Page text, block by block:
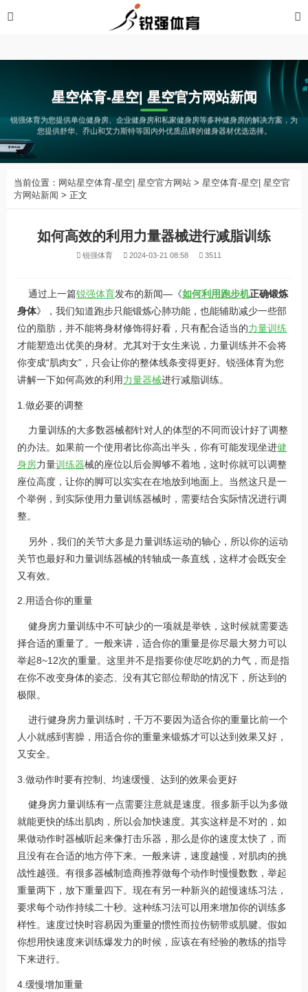
星空体育-星空| 星空官方网站
星空体育-星空| 星空官方网站新闻
锐强体育为您提供单位健身房、企业健身房和私家健身房等多种健身房的解决方案，为
您提供舒华、乔山和艾力斯特等国内外优质品牌的健身器材优选选择。
当前位置： 网站星空体育-星空| 星空官方网站 > 星空体育-星空| 星空官
方网站新闻 > 正文
如何高效的利用力量器械进行减脂训练
锐强体育 2024-03-21 08:58 3511
通过上一篇锐强体育发布的新闻—《如何利用跑步机正确锻炼
身体》，我们知道跑步只能锻炼心肺功能，也能辅助减少一些部
位的脂肪，并不能将身材修饰得好看，只有配合适当的力量训练
才能塑造出优美的身材。尤其对于女生来说，力量训练并不会将
你变成“肌肉女”，只会让你的整体线条变得更好。锐强体育为您
讲解一下如何高效的利用力量器械进行减脂训练。
1.做必要的调整
力量训练的大多数器械都针对人的体型的不同而设计好了调整
的办法。如果前一个使用者比你高出半头，你有可能发现坐进健
身房力量训练器械的座位以后会脚够不着地，这时你就可以调整
座位高度，让你的脚可以实实在在地放到地面上。当然这只是一
个举例，到实际使用力量训练器械时，需要结合实际情况进行调
整。
另外，我们的关节大多是力量训练运动的轴心，所以你的运动
关节也最好和力量训练器械的转轴成一条直线，这样才会既安全
又有效。
2.用适合你的重量
健身房力量训练中不可缺少的一项就是举铁，这时候就需要选
择合适的重量了。一般来讲，适合你的重量是你尽最大努力可以
举起8~12次的重量。这里并不是指要你使尽吃奶的力气，而是指
在你不改变身体的姿态、没有其它部位帮助的情况下，所达到的
极限。
进行健身房力量训练时，千万不要因为适合你的重量比前一个
人小就感到害臊，用适合你的重量来锻炼才可以达到效果又好，
又安全。
3.做动作时要有控制、均速缓慢、达到的效果会更好
健身房力量训练有一点需要注意就是速度。很多新手以为多做
就能更快的练出肌肉，所以会加快速度。其实这样是不对的，如
果做动作时器械听起来像打击乐器，那么是你的速度太快了，而
且没有在合适的地方停下来。一般来讲，速度越慢，对肌肉的挑
战性越强。有很多器械制造商推荐做每个动作时慢慢数数，举起
重量两下，放下重量四下。现在有另一种新兴的超慢速练习法，
要求每个动作持续二十秒。这种练习法可以用来增加你的训练多
样性。速度过快时容易因为重量的惯性而拉伤韧带或肌腱。假如
你想用快速度来训练爆发力的时候，应该在有经验的教练的指导
下来进行。
4.缓慢增加重量